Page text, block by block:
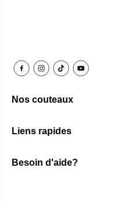
Nos couteaux
Liens rapides
Besoin d'aide?